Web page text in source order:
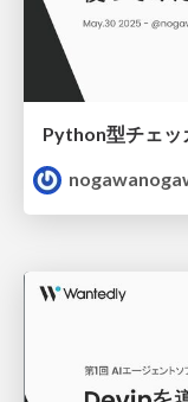
Python型チェッ